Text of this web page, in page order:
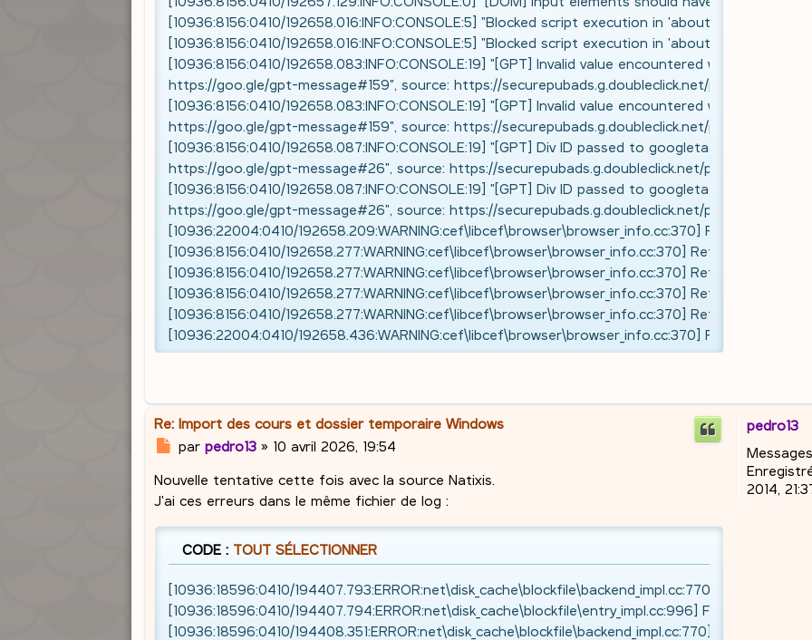
pedro13
2014,
Re: Import des cours et dossier temporaire Windows
M
s
s
par pedro13 » 10 avril 2026, 19:54
Nouvelle tentative cette fois avec la source Natixis.
J'ai ces erreurs dans le même fichier de log :
CODE : TOUT SÉLECTIONNER
[10936:18596:0410/194407.793:ERROR:net\disk_cache\blockfile\backend_impl.cc:770] Unable to
[10936:18596:0410/194407.794:ERROR:net\disk_cache\blockfile\entry_impl.cc:996] Failed to save
[10936:18596:0410/194408.351:ERROR:net\disk_cache\blockfile\backend_impl.cc:770] Unable to